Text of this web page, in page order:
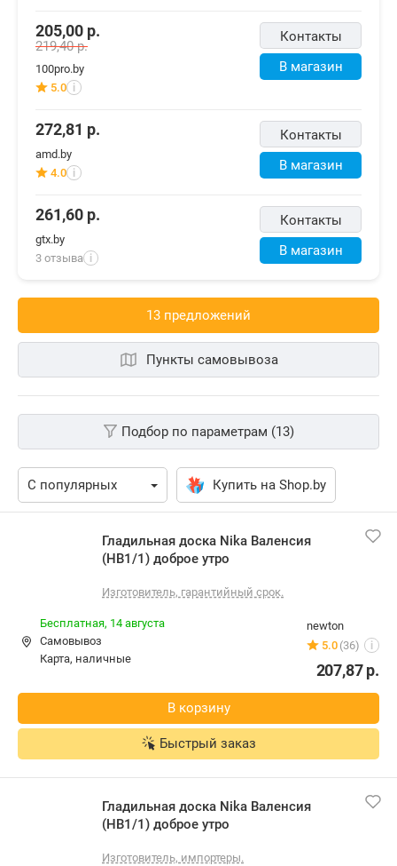
Контакты
В магазин
205,00 р.
219,40р.
100pro.by
5.0 i
Контакты
В магазин
272,81 р.
amd.by
4.0 i
Контакты
В магазин
261,60 р.
gtx.by
3 отзыва
i
13 предложений
Пункты самовывоза
Подбор по параметрам (13)
Купить на Shop.by
Гладильная доска Nika Валенсия
(НВ1/1) доброе утро
Изготовитель, гарантийный срок.
newton
5.0 (36) i
Бесплатная, 14 августа
Самовывоз
карта, наличные
207,87р.
В корзину
Быстрый заказ
Гладильная доска Nika Валенсия
(НВ1/1) доброе утро
Изготовитель, импортеры.